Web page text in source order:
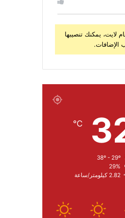
لايت، يمكنك تنصيبها
الإضافات.
℃
29%
2.82 كيلومتر/ساعة